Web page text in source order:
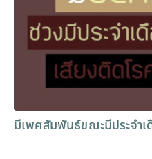
มีเพศสัมพันธ์ขณะมีประจำเ